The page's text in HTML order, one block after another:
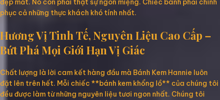
đẹp mắt. Nó còn phải thật sự ngon miệng. Chiếc bánh phải chinh
phục cả những thực khách khó tính nhất.
Hương Vị Tinh Tế, Nguyên Liệu Cao Cấp –
Bứt Phá Mọi Giới Hạn Vị Giác
Chất lượng là lời cam kết hàng đầu mà Bánh Kem Hannie luôn
đặt lên trên hết. Mỗi chiếc **bánh kem khổng lồ** của chúng tôi
đều được làm từ những nguyên liệu tươi ngon nhất. Chúng tôi